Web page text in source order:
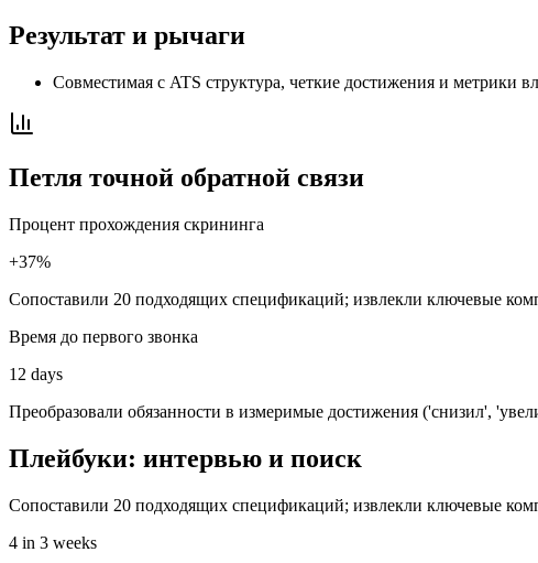
Результат и рычаги
Совместимая с ATS структура, четкие достижения и метрики
Петля точной обратной связи
Процент прохождения скрининга
+37%
Сопоставили 20 подходящих спецификаций; извлекли ключевые
Время до первого звонка
12 days
Преобразовали обязанности в измеримые достижения ('снизил',
Плейбуки: интервью и поиск
Сопоставили 20 подходящих спецификаций; извлекли ключевые
4 in 3 weeks